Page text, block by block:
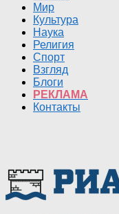
Мир
Культура
Наука
Религия
Спорт
Взгляд
Блоги
РЕКЛАМА
Контакты